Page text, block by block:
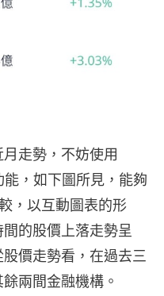
走勢，不妨使用
，如下圖所見，能夠
，以互動圖表的形
的股價上落走勢呈
價走勢看，在過去三
兩間金融機構。